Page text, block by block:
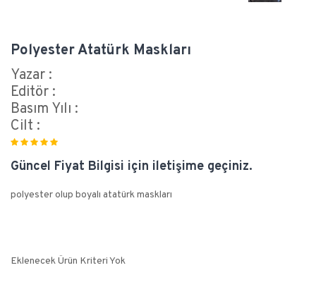
Polyester Atatürk Maskları
Yazar :
Editör :
Basım Yılı :
Cilt :
Güncel Fiyat Bilgisi için iletişime geçiniz.
polyester olup boyalı atatürk maskları
Eklenecek Ürün Kriteri Yok